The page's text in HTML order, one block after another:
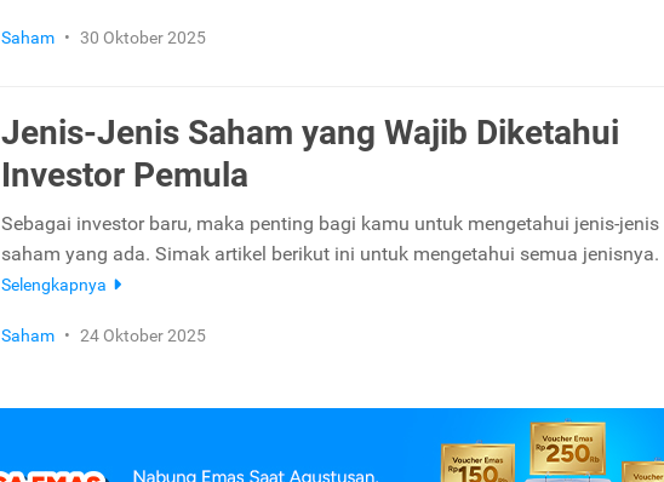
Saham • 30 Oktober 2025
Jenis-Jenis Saham yang Wajib Diketahui
Investor Pemula
Sebagai investor baru, maka penting bagi kamu untuk mengetahui jenis-jenis
saham yang ada. Simak artikel berikut ini untuk mengetahui semua jenisnya.
Selengkapnya
Saham • 24 Oktober 2025